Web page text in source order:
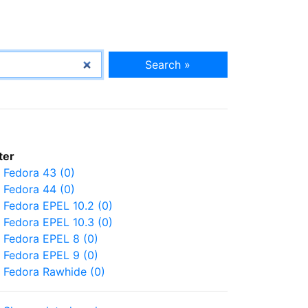
Search »
Fedora 43 (0)
Fedora 44 (0)
Fedora EPEL 10.2 (0)
Fedora EPEL 10.3 (0)
Fedora EPEL 8 (0)
Fedora EPEL 9 (0)
Fedora Rawhide (0)